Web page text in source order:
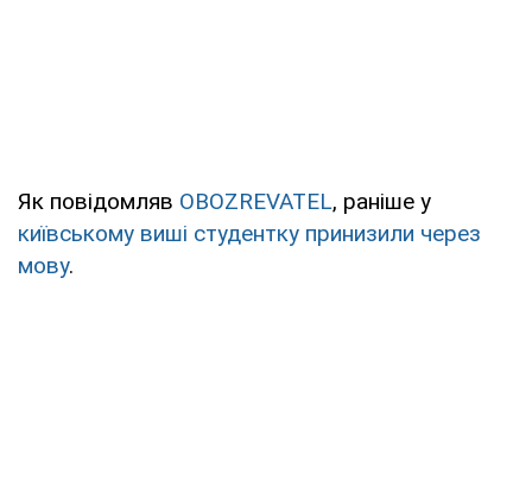
Як повідомляв OBOZREVATEL, раніше у
київському виші студентку принизили через
мову.